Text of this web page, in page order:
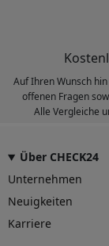
Auf Ihren Wunsch
offenen Fragen
Alle Vergleiche
Über CHECK24
Unternehmen
Neuigkeiten
Karriere